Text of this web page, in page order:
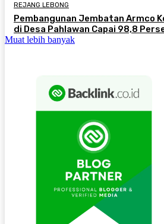
REJANG LEBONG
Pembangunan Jembatan Armco
di Desa Pahlawan Capai 98,8
Muat lebih banyak